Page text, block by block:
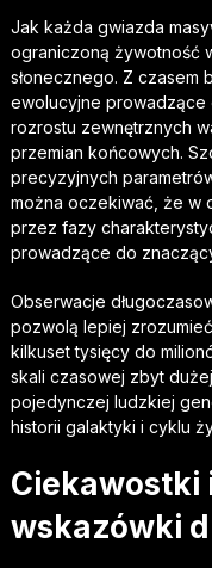
Jak każda gwiazda
ograniczoną żywotność
słonecznego. Z
ewolucyjne prowadzące
rozrostu zewnętrznych
przemian końcowych.
precyzyjnych
można oczekiwać, że w
przez fazy
prowadzące do
Obserwacje
pozwolą lepiej
kilkuset tysięcy do
skali czasowej zbyt
pojedynczej ludzkiej
historii galaktyki i cyklu
wskazówki